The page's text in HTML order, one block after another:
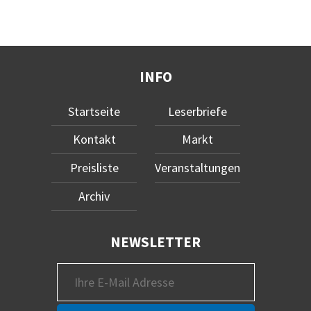
INFO
Startseite
Kontakt
Preisliste
Archiv
Leserbriefe
Markt
Veranstaltungen
NEWSLETTER